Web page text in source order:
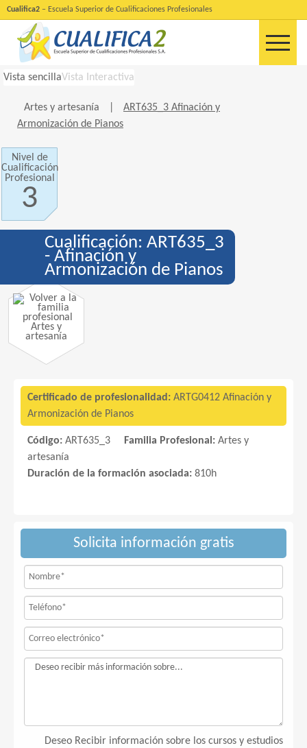
Cualifica2 – Escuela Superior de Cualificaciones Profesionales
Vista sencillaVista Interactiva
Artes y artesanía
ART635_3 Afinación y
Armonización de Pianos
Nivel de
Cualificación
Profesional
3
Cualificación: ART635_3
- Afinación y
Armonización de Pianos
Artes y
artesanía
Certificado de profesionalidad: ARTG0412 Afinación y
Armonización de Pianos
Código: ART635_3 Familia Profesional: Artes y
artesanía
Duración de la formación asociada: 810h
Solicita información gratis
Deseo Recibir información sobre los cursos y estudios